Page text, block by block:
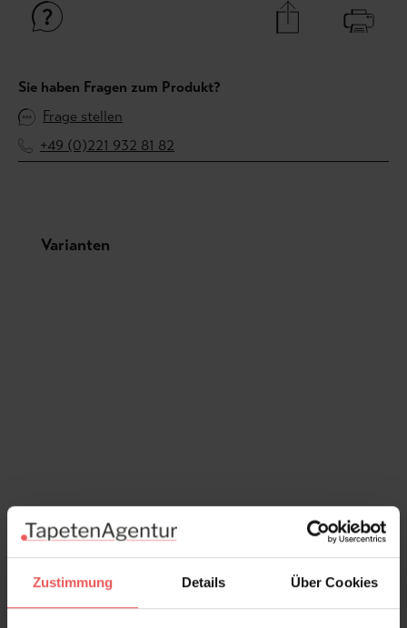
Zustimmung Details Über Cookies
Sie haben Fragen zum Produkt?
Frage stellen
+49 (0)221 932 81 82
Produktgalerie überspringen
Varianten